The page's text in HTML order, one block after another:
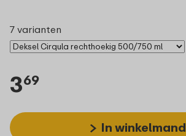
7 varianten
369
In winkelmand